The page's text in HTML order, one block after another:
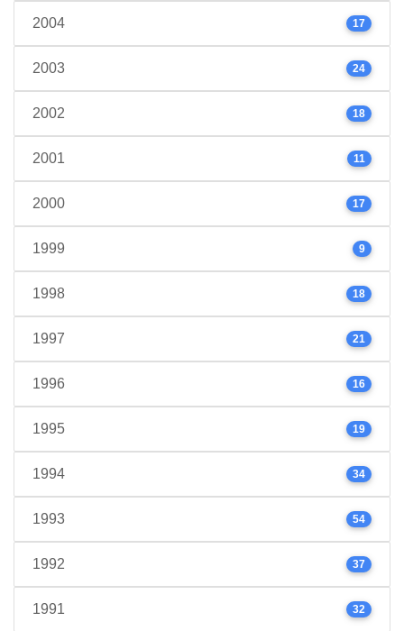
2004 17
2003 24
2002 18
2001 11
2000 17
1999 9
1998 18
1997 21
1996 16
1995 19
1994 34
1993 54
1992 37
1991 32